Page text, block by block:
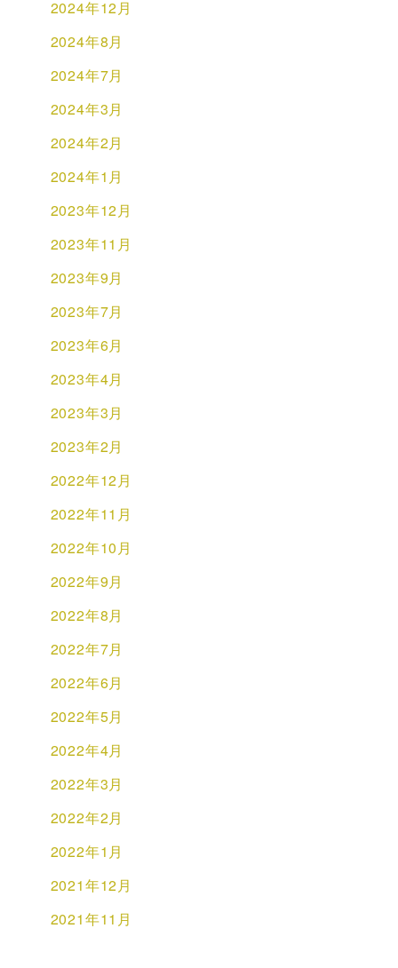
2024年12月
2024年8月
2024年7月
2024年3月
2024年2月
2024年1月
2023年12月
2023年11月
2023年9月
2023年7月
2023年6月
2023年4月
2023年3月
2023年2月
2022年12月
2022年11月
2022年10月
2022年9月
2022年8月
2022年7月
2022年6月
2022年5月
2022年4月
2022年3月
2022年2月
2022年1月
2021年12月
2021年11月